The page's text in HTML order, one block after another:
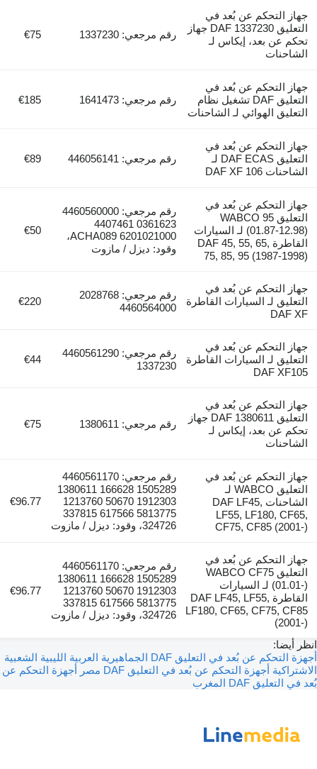
جهاز التحكم عن بُعد في
التعليق DAF 1337230 جهاز
تحكم عن بعد، إيكاس لـ
الشاحنات
رقم مرجعي: 1337230 €75
جهاز التحكم عن بُعد في
التعليق DAF تشغيل نظام
التعليق الهوائي لـ الشاحنات
رقم مرجعي: 1641473 €185
جهاز التحكم عن بُعد في
التعليق DAF ECAS لـ
الشاحنات DAF XF 106
رقم مرجعي: 446056141 €89
جهاز التحكم عن بُعد في
التعليق WABCO 95
(01.87-12.98) لـ السيارات
القاطرة DAF 45, 55, 65,
75, 85, 95 (1987-1998)
رقم مرجعي: 4460560000
0361623 4407461
6201021000 ACHA089،
وقود: ديزل / مازوت
€50
جهاز التحكم عن بُعد في
التعليق لـ السيارات القاطرة
DAF XF
رقم مرجعي: 2028768
4460564000
€220
جهاز التحكم عن بُعد في
التعليق لـ السيارات القاطرة
DAF XF105
رقم مرجعي: 4460561290
1337230
€44
جهاز التحكم عن بُعد في
التعليق DAF 1380611 جهاز
تحكم عن بعد، إيكاس لـ
الشاحنات
رقم مرجعي: 1380611 €75
جهاز التحكم عن بُعد في
التعليق WABCO لـ
الشاحنات DAF LF45,
LF55, LF180, CF65,
CF75, CF85 (2001-)
رقم مرجعي: 4460561170
1505289 166628 1380611
1912303 50670 1213760
5813775 617566 337815
324726، وقود: ديزل / مازوت
€96.77
جهاز التحكم عن بُعد في
التعليق WABCO CF75
(01.01-) لـ السيارات
القاطرة DAF LF45, LF55,
LF180, CF65, CF75, CF85
(2001-)
رقم مرجعي: 4460561170
1505289 166628 1380611
1912303 50670 1213760
5813775 617566 337815
324726، وقود: ديزل / مازوت
€96.77
انظر أيضا:
أجهزة التحكم عن بُعد في التعليق DAF الجماهيرية العربية الليبية الشعبية
الاشتراكية أجهزة التحكم عن بُعد في التعليق DAF مصر
أجهزة التحكم عن
بُعد في التعليق DAF المغرب